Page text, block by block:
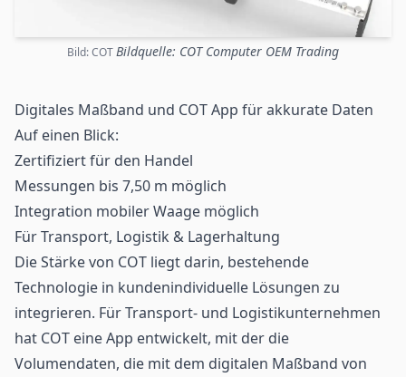
Bild: COT Bildquelle: COT Computer OEM Trading
Digitales Maßband und COT App für akkurate Daten
Auf einen Blick:
Zertifiziert für den Handel
Messungen bis 7,50 m möglich
Integration mobiler Waage möglich
Für Transport, Logistik & Lagerhaltung
Die Stärke von COT liegt darin, bestehende
Technologie in kundenindividuelle Lösungen zu
integrieren. Für Transport- und Logistikunternehmen
hat COT eine App entwickelt, mit der die
Volumendaten, die mit dem digitalen Maßband von